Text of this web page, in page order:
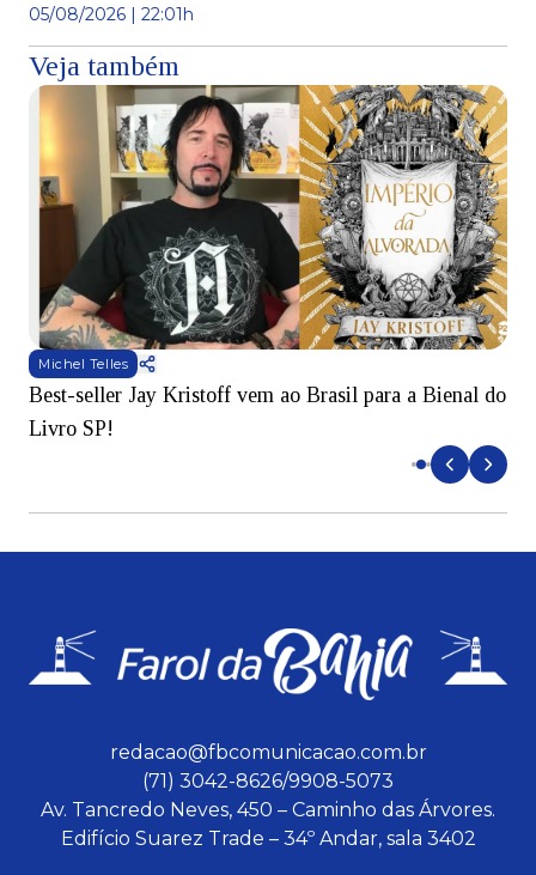
05/08/2026 | 22:01h
Veja também
Michel Telles
Best-seller Jay Kristoff vem ao Brasil para a Bienal do
Livro SP!
redacao@fbcomunicacao.com.br
(71) 3042-8626/9908-5073
Av. Tancredo Neves, 450 – Caminho das Árvores.
Edifício Suarez Trade – 34º Andar, sala 3402